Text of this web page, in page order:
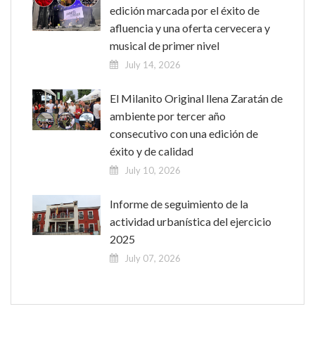
edición marcada por el éxito de
afluencia y una oferta cervecera y
musical de primer nivel
July 14, 2026
El Milanito Original llena Zaratán de
ambiente por tercer año
consecutivo con una edición de
éxito y de calidad
July 10, 2026
Informe de seguimiento de la
actividad urbanística del ejercicio
2025
July 07, 2026